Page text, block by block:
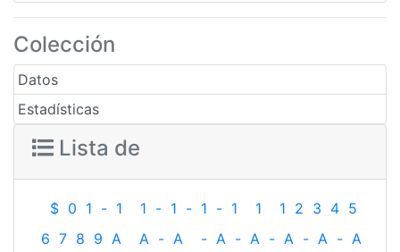
Colección
Datos
Estadísticas
Lista de
$ 0 1 - 1 1 - 1 - 1 - 1 1 1 2 3 4 5
6 7 8 9 A A - A - A - A - A - A - A